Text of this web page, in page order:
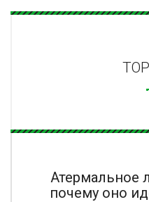
TOP
Атермальное
почему оно